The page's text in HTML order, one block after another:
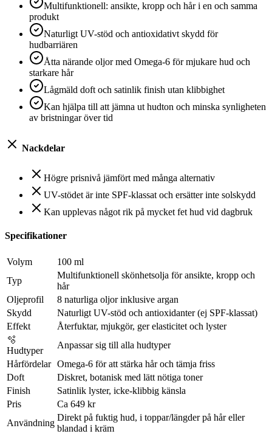
Multifunktionell: ansikte, kropp och hår i en och samma
produkt
Naturligt UV-stöd och antioxidativt skydd för
hudbarriären
Åtta närande oljor med Omega-6 för mjukare hud och
starkare hår
Lågmäld doft och satinlik finish utan klibbighet
Kan hjälpa till att jämna ut hudton och minska synligheten
av bristningar över tid
Nackdelar
Högre prisnivå jämfört med många alternativ
UV-stödet är inte SPF-klassat och ersätter inte solskydd
Kan upplevas något rik på mycket fet hud vid dagbruk
Specifikationer
Volym
100 ml
Typ
Multifunktionell skönhetsolja för ansikte, kropp och
hår
Oljeprofil
8 naturliga oljor inklusive argan
Skydd
Naturligt UV-stöd och antioxidanter (ej SPF-klassat)
Effekt
Återfuktar, mjukgör, ger elasticitet och lyster
🫧
Hudtyper
Anpassar sig till alla hudtyper
Hårfördelar Omega-6 för att stärka hår och tämja friss
Doft
Diskret, botanisk med lätt nötiga toner
Finish
Satinlik lyster, icke-klibbig känsla
Pris
Ca 649 kr
Användning
Direkt på fuktig hud, i toppar/längder på hår eller
blandad i kräm